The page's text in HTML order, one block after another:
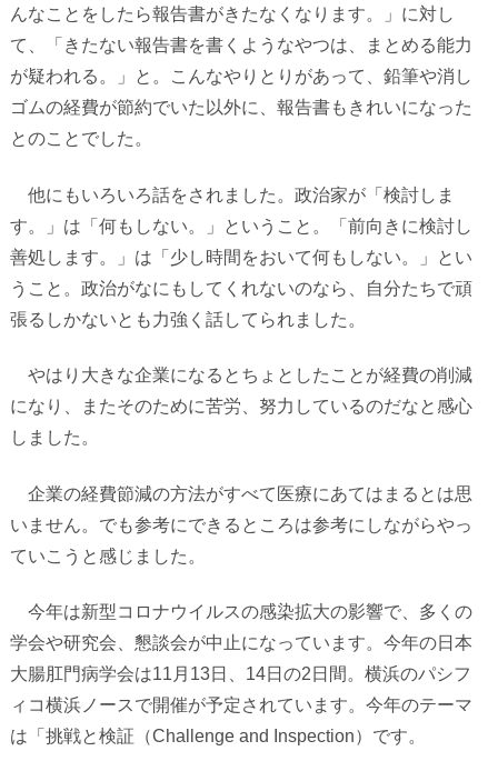
んなことをしたら報告書がきたなくなります。」に対し
て、「きたない報告書を書くようなやつは、まとめる能力
が疑われる。」と。こんなやりとりがあって、鉛筆や消し
ゴムの経費が節約でいた以外に、報告書もきれいになった
とのことでした。
他にもいろいろ話をされました。政治家が「検討しま
す。」は「何もしない。」ということ。「前向きに検討し
善処します。」は「少し時間をおいて何もしない。」とい
うこと。政治がなにもしてくれないのなら、自分たちで頑
張るしかないとも力強く話してられました。
やはり大きな企業になるとちょとしたことが経費の削減
になり、またそのために苦労、努力しているのだなと感心
しました。
企業の経費節減の方法がすべて医療にあてはまるとは思
いません。でも参考にできるところは参考にしながらやっ
ていこうと感じました。
今年は新型コロナウイルスの感染拡大の影響で、多くの
学会や研究会、懇談会が中止になっています。今年の日本
大腸肛門病学会は11 月 13日、 14日の2 日間。横浜のパシフ
ィコ横浜ノースで開催が予定されています。今年のテーマ
は「挑戦と検証（Challenge and Inspection）です。